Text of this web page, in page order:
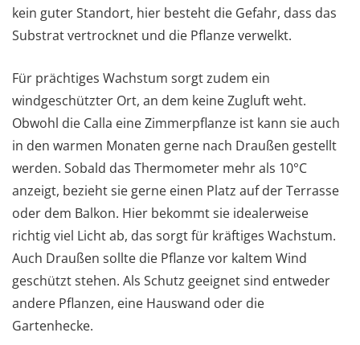
kein guter Standort, hier besteht die Gefahr, dass das
Substrat vertrocknet und die Pflanze verwelkt.
Für prächtiges Wachstum sorgt zudem ein
windgeschützter Ort, an dem keine Zugluft weht.
Obwohl die Calla eine Zimmerpflanze ist kann sie auch
in den warmen Monaten gerne nach Draußen gestellt
werden. Sobald das Thermometer mehr als 10°C
anzeigt, bezieht sie gerne einen Platz auf der Terrasse
oder dem Balkon. Hier bekommt sie idealerweise
richtig viel Licht ab, das sorgt für kräftiges Wachstum.
Auch Draußen sollte die Pflanze vor kaltem Wind
geschützt stehen. Als Schutz geeignet sind entweder
andere Pflanzen, eine Hauswand oder die
Gartenhecke.